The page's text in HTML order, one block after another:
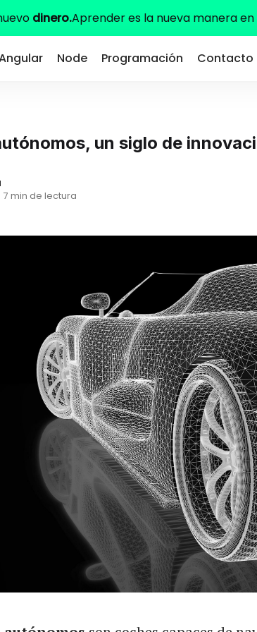
dinero.Aprender es la nueva manera en
Node Programación Contacto
un siglo de
7 min de lectura